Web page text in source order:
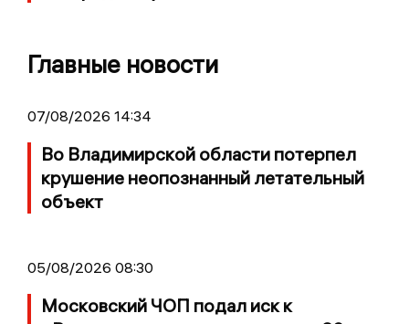
Главные новости
07/08/2026 14:34
Во Владимирской области потерпел
крушение неопознанный летательный
объект
05/08/2026 08:30
Московский ЧОП подал иск к